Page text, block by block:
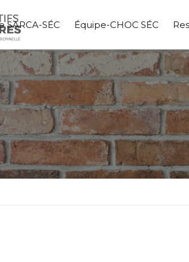
SÉC Équipe-CHOC SÉC